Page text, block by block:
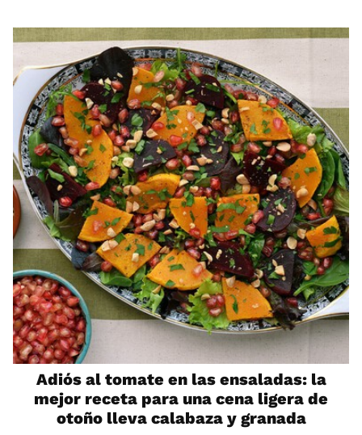
Adiós al tomate en las ensaladas: la
mejor receta para una cena ligera de
otoño lleva calabaza y granada